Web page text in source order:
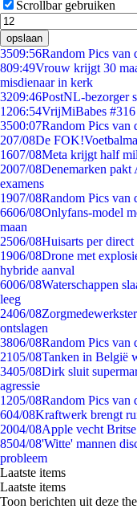
Scrollbar gebruiken
opslaan
3509:56Random Pics van
809:49Vrouw krijgt 30
misdienaar in kerk
3209:46PostNL-bezorger
1206:54VrijMiBabes
3500:07Random Pics van
207/08De
1607/08Meta krijgt half
2007/08Denemarken pakt
examens
1907/08Random Pics van
6606/08Onlyfans-model
maan
2506/08Huisarts per
1906/08Drone met
hybride aanval
6006/08Waterschappen
leeg
2406/08
ontslagen
3806/08Random Pics van
2105/08Tanken in België
3405/08Dirk sluit
agressie
1205/08Random Pics van
604/08Kraftwerk brengt
2004/08Apple vecht
8504/08'Witte' mannen
probleem
Laatste items
Laatste items
Toon berichten uit deze